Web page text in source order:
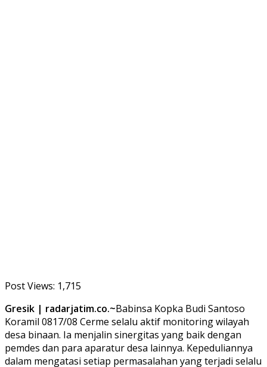
Post Views: 1,715
Gresik | radarjatim.co.~Babinsa Kopka Budi Santoso
Koramil 0817/08 Cerme selalu aktif monitoring wilayah
desa binaan. Ia menjalin sinergitas yang baik dengan
pemdes dan para aparatur desa lainnya. Kepeduliannya
dalam mengatasi setiap permasalahan yang terjadi selalu